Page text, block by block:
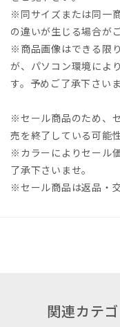
※同サイズまたは同一
の違いが生じる場合が
※商品画像はできる限
が、パソコン環境によ
す。予めご了承下さいま
※セール商品のため、
売を終了している可能
※カラーによりセール
了承下さいませ。
※セール商品は返品・
関連カテ